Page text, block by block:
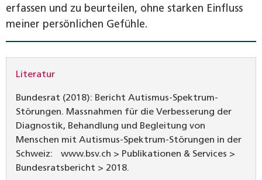
erfassen und zu beurteilen, ohne starken Einfluss
meiner persönlichen Gefühle.
Literatur
Bundesrat (2018): Bericht Autismus-Spektrum-
Störungen. Massnahmen für die Verbesserung der
Diagnostik, Behandlung und Begleitung von
Menschen mit Autismus-Spektrum-Störungen in der
Schweiz: www.bsv.ch > Publikationen & Services >
Bundesratsbericht > 2018.